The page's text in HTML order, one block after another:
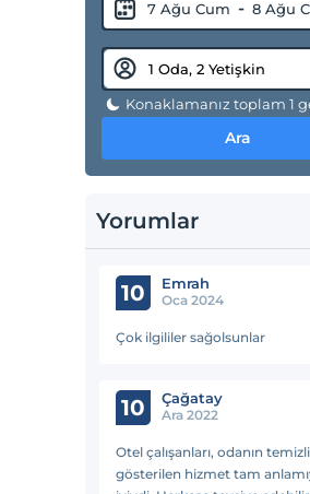
7 Ağu Cum - 8 Ağu
Konaklamanız toplam 1
Ara
Yorumlar
10 Emrah
Oca 2024
Çok ilgililer sağolsunlar
10 Çağatay
Ara 2022
Otel çalışanları, odanın
gösterilen hizmet tam